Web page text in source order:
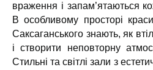
враження і запам’ятаються
В особливому просторі
Саксаганського знають, як
і створити неповторну
Стильні та світлі зали з